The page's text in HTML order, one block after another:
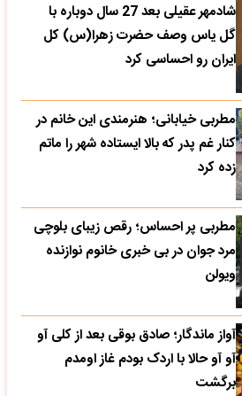
شادمهر عقیلی بعد 27 سال دوباره با
گل یاس وصف حضرت زهرا(س) کل
ایران رو احساسی کرد
مطربی خیابانی؛ هنرمندی این خانم در
کنار غم پدر که بالا ایستاده شهر را ماتم
زده کرد
مطربی پر احساس؛ رقص زیبای بلوچی
مرد جوان در بی خبری خانوم نوازنده
ویولن
آواز ماندگار؛ صادق بوقی بعد از کلی آو
آو آو حالا با اردک بودم غاز اومدم
برگشت